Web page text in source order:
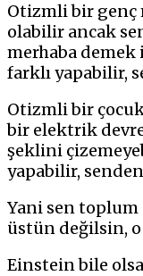
Otizmli bir
olabilir ancak
merhaba
farklı yapabilir,
Otizmli bir
bir elektrik
şeklini
yapabilir,
Yani sen
üstün değilsin,
Einstein bile